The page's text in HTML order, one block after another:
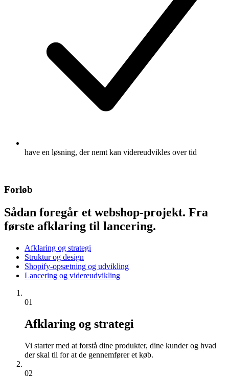
have en løsning, der nemt kan videreudvikles over tid
Forløb
Sådan foregår et webshop-projekt. Fra
første afklaring til lancering.
Afklaring og strategi
Struktur og design
Shopify-opsætning og udvikling
Lancering og videreudvikling
01
Afklaring og strategi
Vi starter med at forstå dine produkter, dine kunder og hvad
der skal til for at de gennemfører et køb.
02